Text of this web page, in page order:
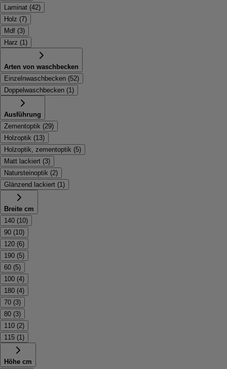
Laminat (42)
Holz (7)
Mdf (3)
Harz (1)
Arten von waschbecken
Einzelnwaschbecken (52)
Doppelwaschbecken (1)
Ausführung
Zementoptik (29)
Holzoptik (13)
Holzoptik, zementoptik (5)
Matt lackiert (3)
Natursteinoptik (2)
Glänzend lackiert (1)
Breite cm
140 (10)
90 (10)
120 (6)
190 (5)
60 (5)
100 (4)
180 (4)
70 (3)
80 (3)
110 (2)
115 (1)
Höhe cm